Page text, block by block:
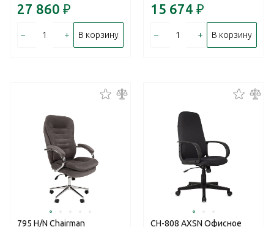
27 860 ₽
– + В корзину
15 674 ₽
– + В корзину
795 Н/N Chairman CH-808 AXSN Офисное